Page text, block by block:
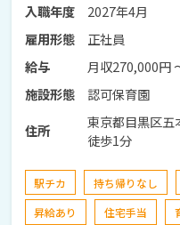
入職年度
2027年4月
雇用形態
正社員
給与
月収270,000円
施設形態
認可保育園
住所
東京都目黒区五本木1-31-
徒歩1分
駅チカ 持ち帰りなし
昇給あり
住宅手当